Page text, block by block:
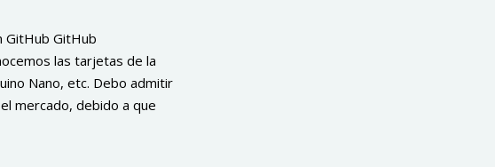
GitHub GitHub
las tarjetas de la
Nano, etc. Debo admitir
mercado, debido a que